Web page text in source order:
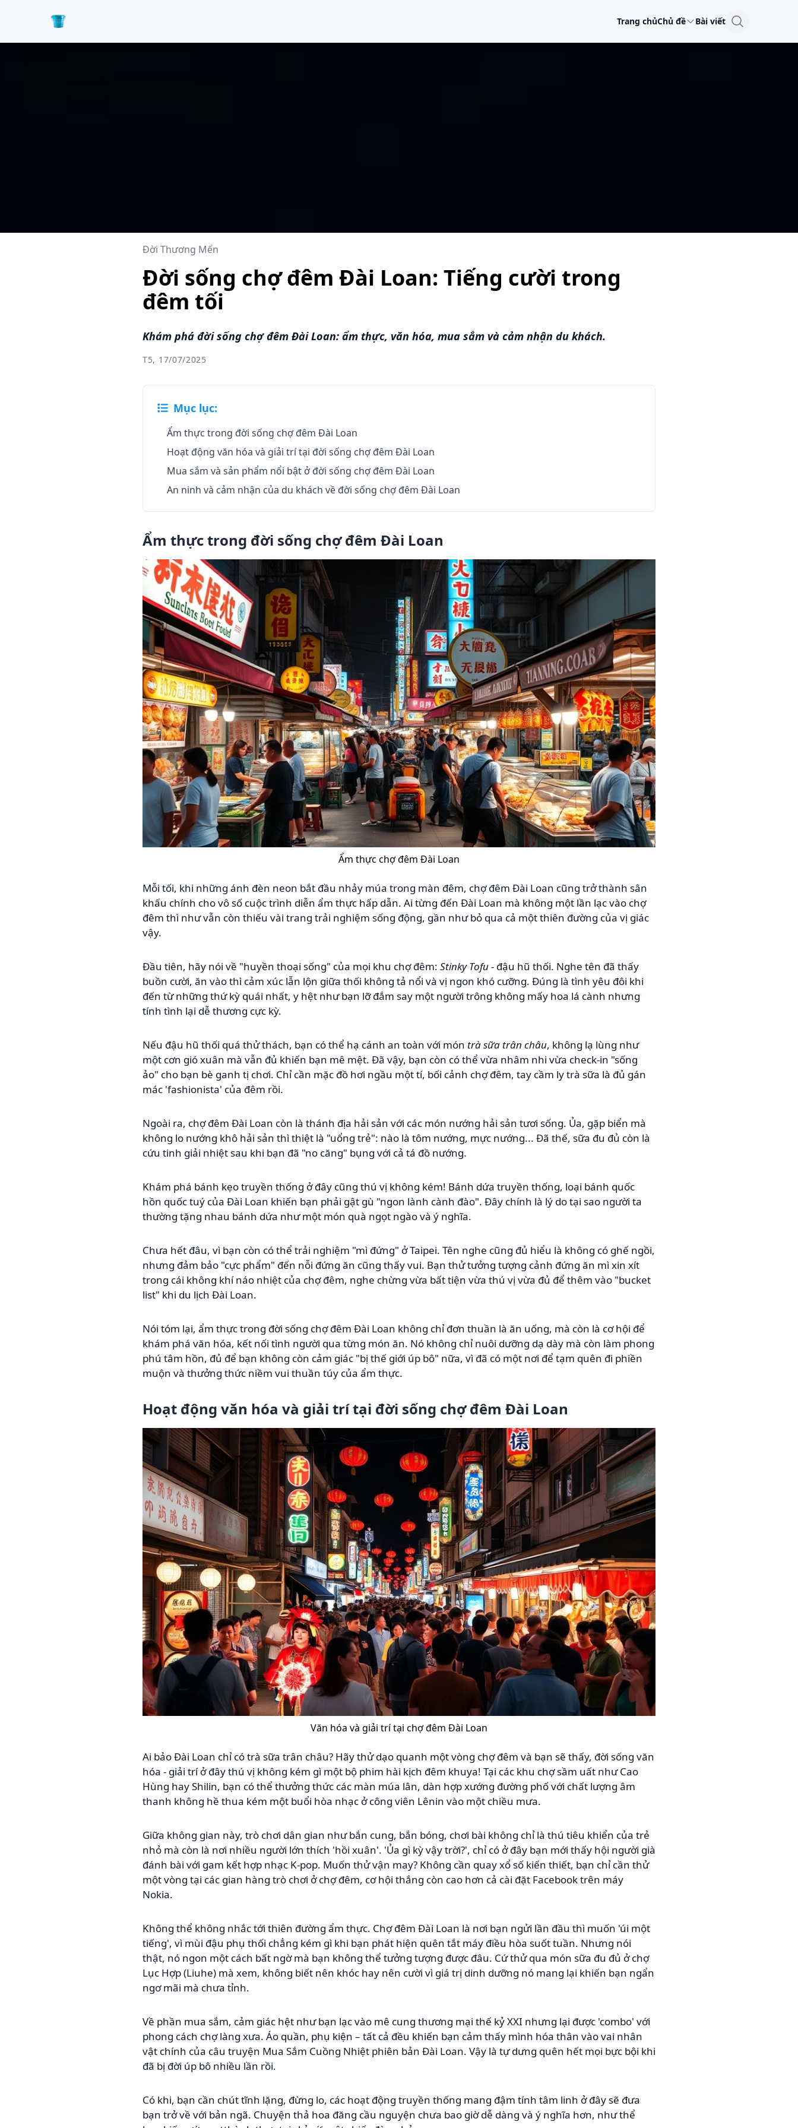
Trang chủChủ đề Bài viết
Đời Thương Mến
Đời sống chợ đêm Đài Loan: Tiếng cười trong
đêm tối
Khám phá đời sống chợ đêm Đài Loan: ẩm thực, văn hóa, mua sắm và cảm nhận du khách.
T5, 17/07/2025
Mục lục:
Ẩm thực trong đời sống chợ đêm Đài Loan
Hoạt động văn hóa và giải trí tại đời sống chợ đêm Đài Loan
Mua sắm và sản phẩm nổi bật ở đời sống chợ đêm Đài Loan
An ninh và cảm nhận của du khách về đời sống chợ đêm Đài Loan
Ẩm thực trong đời sống chợ đêm Đài Loan
Ẩm thực chợ đêm Đài Loan
Mỗi tối, khi những ánh đèn neon bắt đầu nhảy múa trong màn đêm, chợ đêm Đài Loan cũng trở thành sân
khấu chính cho vô số cuộc trình diễn ẩm thực hấp dẫn. Ai từng đến Đài Loan mà không một lần lạc vào chợ
đêm thì như vẫn còn thiếu vài trang trải nghiệm sống động, gần như bỏ qua cả một thiên đường của vị giác
vậy.
Đầu tiên, hãy nói về "huyền thoại sống" của mọi khu chợ đêm: Stinky Tofu- đậu hũ thối. Nghe tên đã thấy
buồn cười, ăn vào thì cảm xúc lẫn lộn giữa thối không tả nổi và vị ngon khó cưỡng. Đúng là tình yêu đôi khi
đến từ những thứ kỳ quái nhất, y hệt như bạn lỡ đắm say một người trông không mấy hoa lá cành nhưng
tính tình lại dễ thương cực kỳ.
Nếu đậu hũ thối quá thử thách, bạn có thể hạ cánh an toàn với món trà sữa trân châu, không lạ lùng như
một cơn gió xuân mà vẫn đủ khiến bạn mê mệt. Đã vậy, bạn còn có thể vừa nhâm nhi vừa check-in "sống
ảo" cho bạn bè ganh tị chơi. Chỉ cần mặc đồ hơi ngầu một tí, bối cảnh chợ đêm, tay cầm ly trà sữa là đủ gán
mác 'fashionista' của đêm rồi.
Ngoài ra, chợ đêm Đài Loan còn là thánh địa hải sản với các món nướng hải sản tươi sống. Ủa, gặp biển mà
không lo nướng khô hải sản thì thiệt là "uổng trẻ": nào là tôm nướng, mực nướng... Đã thế, sữa đu đủ còn là
cứu tinh giải nhiệt sau khi bạn đã "no căng" bụng với cả tá đồ nướng.
Khám phá bánh kẹo truyền thống ở đây cũng thú vị không kém! Bánh dứa truyền thống, loại bánh quốc
hồn quốc tuý của Đài Loan khiến bạn phải gật gù "ngon lành cành đào". Đây chính là lý do tại sao người ta
thường tặng nhau bánh dứa như một món quà ngọt ngào và ý nghĩa.
Chưa hết đâu, vì bạn còn có thể trải nghiệm "mì đứng" ở Taipei. Tên nghe cũng đủ hiểu là không có ghế ngồi,
nhưng đảm bảo "cực phẩm" đến nỗi đứng ăn cũng thấy vui. Bạn thử tưởng tượng cảnh đứng ăn mì xin xít
trong cái không khí náo nhiệt của chợ đêm, nghe chừng vừa bất tiện vừa thú vị vừa đủ để thêm vào "bucket
list" khi du lịch Đài Loan.
Nói tóm lại, ẩm thực trong đời sống chợ đêm Đài Loan không chỉ đơn thuần là ăn uống, mà còn là cơ hội để
khám phá văn hóa, kết nối tình người qua từng món ăn. Nó không chỉ nuôi dưỡng dạ dày mà còn làm phong
phú tâm hồn, đủ để bạn không còn cảm giác "bị thế giới úp bô" nữa, vì đã có một nơi để tạm quên đi phiền
muộn và thưởng thức niềm vui thuần túy của ẩm thực.
Hoạt động văn hóa và giải trí tại đời sống chợ đêm Đài Loan
Văn hóa và giải trí tại chợ đêm Đài Loan
Ai bảo Đài Loan chỉ có trà sữa trân châu? Hãy thử dạo quanh một vòng chợ đêm và bạn sẽ thấy, đời sống văn
hóa - giải trí ở đây thú vị không kém gì một bộ phim hài kịch đêm khuya! Tại các khu chợ sầm uất như Cao
Hùng hay Shilin, bạn có thể thưởng thức các màn múa lân, dàn hợp xướng đường phố với chất lượng âm
thanh không hề thua kém một buổi hòa nhạc ở công viên Lênin vào một chiều mưa.
Giữa không gian này, trò chơi dân gian như bắn cung, bắn bóng, chơi bài không chỉ là thú tiêu khiển của trẻ
nhỏ mà còn là nơi nhiều người lớn thích 'hồi xuân'. 'Ủa gì kỳ vậy trời?', chỉ có ở đây bạn mới thấy hội người già
đánh bài với gam kết hợp nhạc K-pop. Muốn thử vận may? Không cần quay xổ số kiến thiết, bạn chỉ cần thử
một vòng tại các gian hàng trò chơi ở chợ đêm, cơ hội thắng còn cao hơn cả cài đặt Facebook trên máy
Nokia.
Không thể không nhắc tới thiên đường ẩm thực. Chợ đêm Đài Loan là nơi bạn ngửi lần đầu thì muốn 'úi một
tiếng', vì mùi đậu phụ thối chẳng kém gì khi bạn phát hiện quên tắt máy điều hòa suốt tuần. Nhưng nói
thật, nó ngon một cách bất ngờ mà bạn không thể tưởng tượng được đâu. Cứ thử qua món sữa đu đủ ở chợ
Lục Hợp (Liuhe) mà xem, không biết nên khóc hay nên cười vì giá trị dinh dưỡng nó mang lại khiến bạn ngẩn
ngơ mãi mà chưa tỉnh.
Về phần mua sắm, cảm giác hệt như bạn lạc vào mê cung thương mại thế kỷ XXI nhưng lại được 'combo' với
phong cách chợ làng xưa. Áo quần, phụ kiện – tất cả đều khiến bạn cảm thấy mình hóa thân vào vai nhân
vật chính của câu truyện Mua Sắm Cuồng Nhiệt phiên bản Đài Loan. Vậy là tự dưng quên hết mọi bực bội khi
đã bị đời úp bô nhiều lần rồi.
Có khi, bạn cần chút tĩnh lặng, đừng lo, các hoạt động truyền thống mang đậm tính tâm linh ở đây sẽ đưa
bạn trở về với bản ngã. Chuyện thả hoa đăng cầu nguyện chưa bao giờ dễ dàng và ý nghĩa hơn, như thể